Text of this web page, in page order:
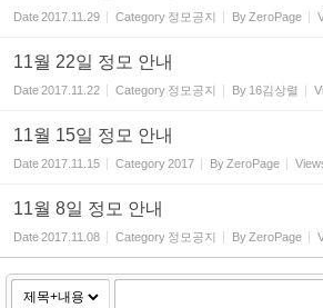
Date2017.11.29 Category 정모공지 By ZeroPage
11월 22일 정모 안내
Date2017.11.22 Category 정모공지 By 16김상렬
11월 15일 정모 안내
Date2017.11.15 Category2017 By ZeroPage
11월 8일 정모 안내
Date2017.11.08 Category 정모공지 By ZeroPage